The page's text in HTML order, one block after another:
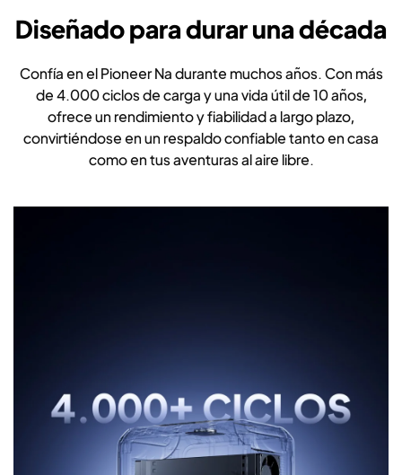
Diseñado para durar una década
Confía en el Pioneer Na durante muchos años. Con más
de 4.000 ciclos de carga y una vida útil de 10 años,
ofrece un rendimiento y fiabilidad a largo plazo,
convirtiéndose en un respaldo confiable tanto en casa
como en tus aventuras al aire libre.